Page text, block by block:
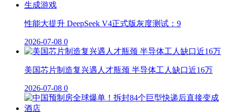
性能大提升 DeepSeek V4正式版灰度测试：9
2026-07-08 0
美国芯片制造复兴遇人才瓶颈 半导体工人缺口近16万
2026-07-08 0